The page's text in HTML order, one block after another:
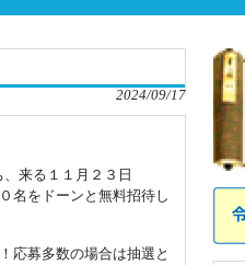
2024/09/17
来る１１月２３日
名をドーンと無料招待し
応募多数の場合は抽選と